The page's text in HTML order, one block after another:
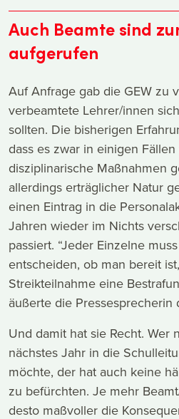
Auch Beamte sind
aufgerufen
Auf Anfrage gab die GEW zu
verbeamtete Lehrer/innen
sollten. Die bisherigen
dass es zwar in einigen
disziplinarische Maßnahmen
allerdings erträglicher Natur
einen Eintrag in die
Jahren wieder im Nichts
passiert. “Jeder Einzelne
entscheiden, ob man bereit
Streikteilnahme eine
äußerte die Pressesprecherin
Und damit hat sie Recht. Wer
nächstes Jahr in die
möchte, der hat auch keine
zu befürchten. Je mehr
desto maßvoller die